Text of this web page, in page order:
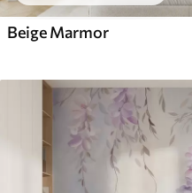
Beige Marmor